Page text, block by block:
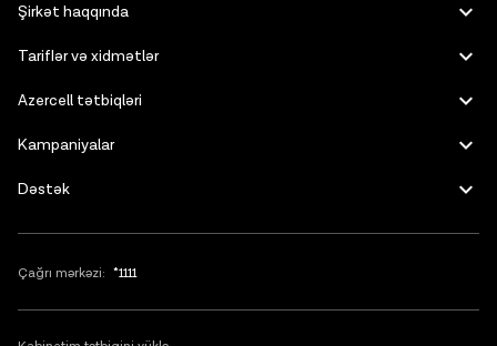
Şirkət haqqında
Tariflər və xidmətlər
Azercell tətbiqləri
Kampaniyalar
Dəstək
Çağrı mərkəzi: *1111